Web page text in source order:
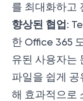
를 최대화하고
향상된 협업:
한 Office 365
유된 사용자는
파일을 쉽게
해 효과적으로